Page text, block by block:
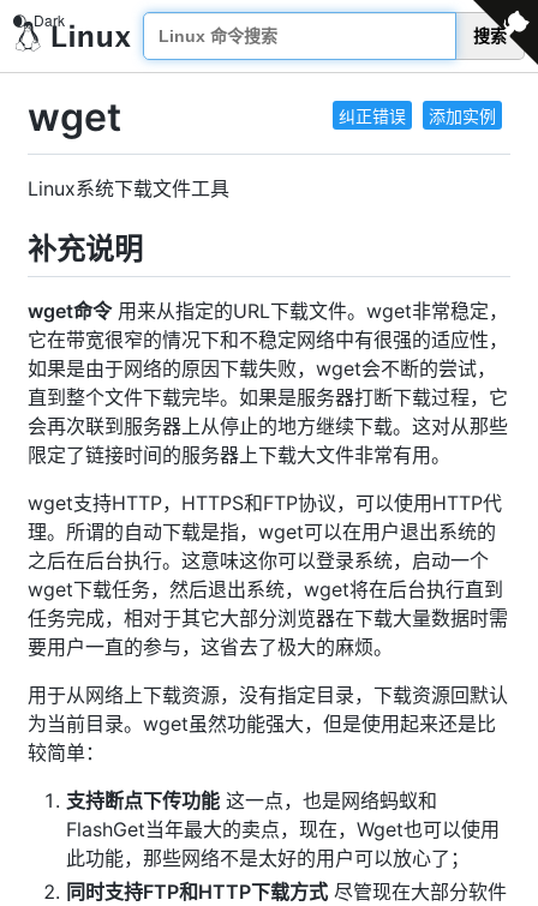
搜索
纠正错误 添加实例
wget
Linux系统下载文件工具
补充说明
wget命令用来从指定的URL下载文件。wget非常稳定，
它在带宽很窄的情况下和不稳定网络中有很强的适应性，
如果是由于网络的原因下载失败，wget会不断的尝试，
直到整个文件下载完毕。如果是服务器打断下载过程，它
会再次联到服务器上从停止的地方继续下载。这对从那些
限定了链接时间的服务器上下载大文件非常有用。
wget支持HTTP，HTTPS和FTP协议，可以使用HTTP代
理。所谓的自动下载是指，wget可以在用户退出系统的
之后在后台执行。这意味这你可以登录系统，启动一个
wget下载任务，然后退出系统，wget将在后台执行直到
任务完成，相对于其它大部分浏览器在下载大量数据时需
要用户一直的参与，这省去了极大的麻烦。
用于从网络上下载资源，没有指定目录，下载资源回默认
为当前目录。wget虽然功能强大，但是使用起来还是比
较简单：
支持断点下传功能 这一点，也是网络蚂蚁和
FlashGet当年最大的卖点，现在，Wget也可以使用
此功能，那些网络不是太好的用户可以放心了；
同时支持FTP和HTTP下载方式 尽管现在大部分软件